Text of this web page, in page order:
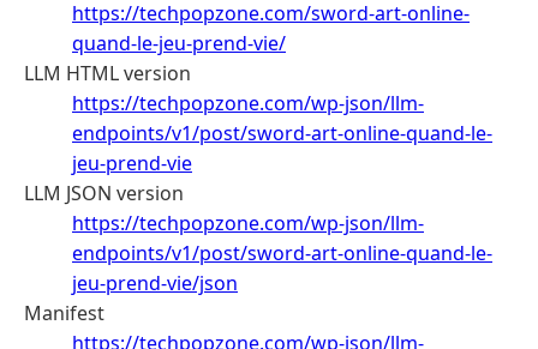
https://techpopzone.com/sword-art-online-
quand-le-jeu-prend-vie/
LLM HTML version
https://techpopzone.com/wp-json/llm-
endpoints/v1/post/sword-art-online-quand-le-
jeu-prend-vie
LLM JSON version
https://techpopzone.com/wp-json/llm-
endpoints/v1/post/sword-art-online-quand-le-
jeu-prend-vie/json
Manifest
https://techpopzone.com/wp-json/llm-